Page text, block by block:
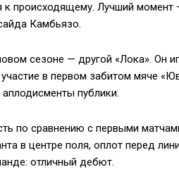
к происходящему. Лучший
Камбьязо.
сезоне — другой «Лока». Он
в первом забитом мяче
публики.
по сравнению с первыми
в центре поля, оплот перед
отличный дебют.